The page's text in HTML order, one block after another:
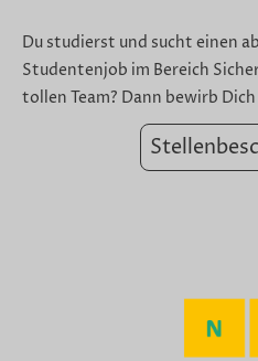
Du studierst und sucht einen
Studentenjob im Bereich
tollen Team? Dann bewirb